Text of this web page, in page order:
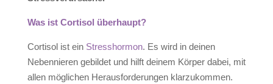
Was ist Cortisol überhaupt?
Cortisol ist ein Stresshormon. Es wird in deinen
Nebennieren gebildet und hilft deinem Körper dabei, mit
allen möglichen Herausforderungen klarzukommen.